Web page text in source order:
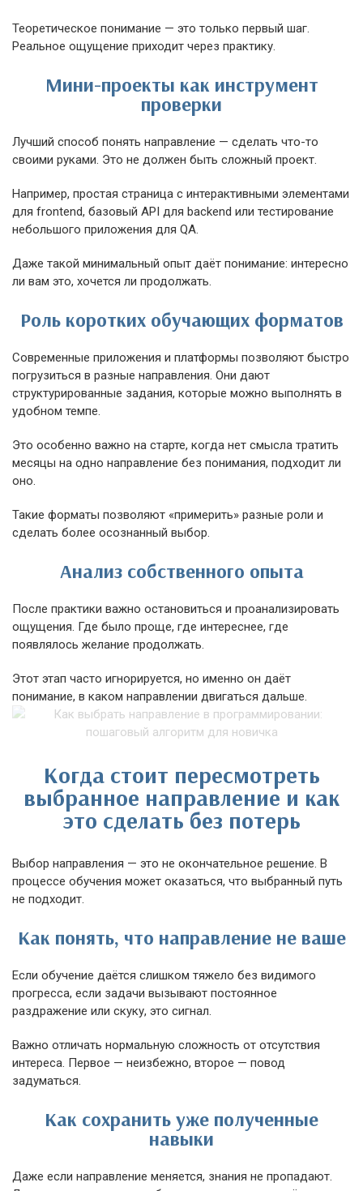
Теоретическое понимание — это только первый шаг.
Реальное ощущение приходит через практику.
Мини-проекты как инструмент
проверки
Лучший способ понять направление — сделать что-то
своими руками. Это не должен быть сложный проект.
Например, простая страница с интерактивными элементами
для frontend, базовый API для backend или тестирование
небольшого приложения для QA.
Даже такой минимальный опыт даёт понимание: интересно
ли вам это, хочется ли продолжать.
Роль коротких обучающих форматов
Современные приложения и платформы позволяют быстро
погрузиться в разные направления. Они дают
структурированные задания, которые можно выполнять в
удобном темпе.
Это особенно важно на старте, когда нет смысла тратить
месяцы на одно направление без понимания, подходит ли
оно.
Такие форматы позволяют «примерить» разные роли и
сделать более осознанный выбор.
Анализ собственного опыта
После практики важно остановиться и проанализировать
ощущения. Где было проще, где интереснее, где
появлялось желание продолжать.
Этот этап часто игнорируется, но именно он даёт
понимание, в каком направлении двигаться дальше.
Когда стоит пересмотреть
выбранное направление и как
это сделать без потерь
Выбор направления — это не окончательное решение. В
процессе обучения может оказаться, что выбранный путь
не подходит.
Как понять, что направление не ваше
Если обучение даётся слишком тяжело без видимого
прогресса, если задачи вызывают постоянное
раздражение или скуку, это сигнал.
Важно отличать нормальную сложность от отсутствия
интереса. Первое — неизбежно, второе — повод
задуматься.
Как сохранить уже полученные
навыки
Даже если направление меняется, знания не пропадают.